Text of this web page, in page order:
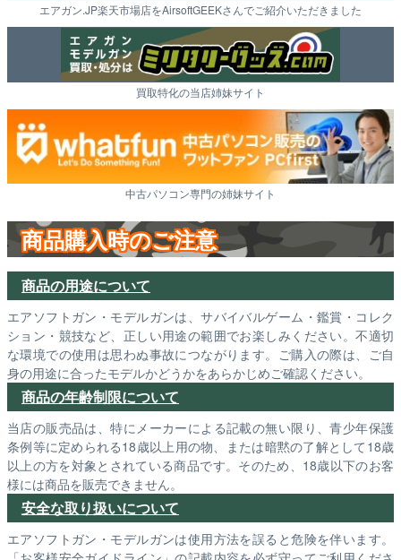
エアガン.JP楽天市場店をAirsoftGEEKさんでご紹介いただきました
買取特化の当店姉妹サイト
中古パソコン専門の姉妹サイト
商品購入時のご注意
商品の用途について
エアソフトガン・モデルガンは、サバイバルゲーム・鑑賞・コレク
ション・競技など、正しい用途の範囲でお楽しみください。不適切
な環境での使用は思わぬ事故につながります。ご購入の際は、ご自
身の用途に合ったモデルかどうかをあらかじめご確認ください。
商品の年齢制限について
当店の販売品は、特にメーカーによる記載の無い限り、青少年保護
条例等に定められる18歳以上用の物、または暗黙の了解として18歳
以上の方を対象とされている商品です。そのため、18歳以下のお客
様には商品を販売できません。
安全な取り扱いについて
エアソフトガン・モデルガンは使用方法を誤ると危険を伴います。